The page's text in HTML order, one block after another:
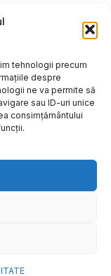
tehnologii precum
despre
ne va permite să
sau ID-uri unice
consimțământului